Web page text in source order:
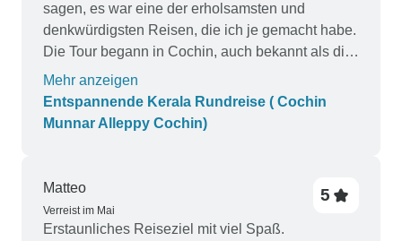
sagen, es war eine der erholsamsten und
denkwürdigsten Reisen, die ich je gemacht habe.
Die Tour begann in Cochin, auch bekannt als die
'Königin des Arabischen Meeres'. Die
pulsierende Stadt mit ihrer reichen Geschichte
und Kultur hat mich in Erstaunen versetzt. Von
hat Cochin einen einzigartigen Charme, der
nirgendwo anders zu finden ist. Der Höhepunkt
meiner Zeit in Cochin war die Kathakali-
Mehr anzeigen
Entspannende Kerala Rundreise ( Cochin
Munnar Alleppy Cochin)
Matteo
Verreist im Mai
5
Erstaunliches Reiseziel mit viel Spaß.